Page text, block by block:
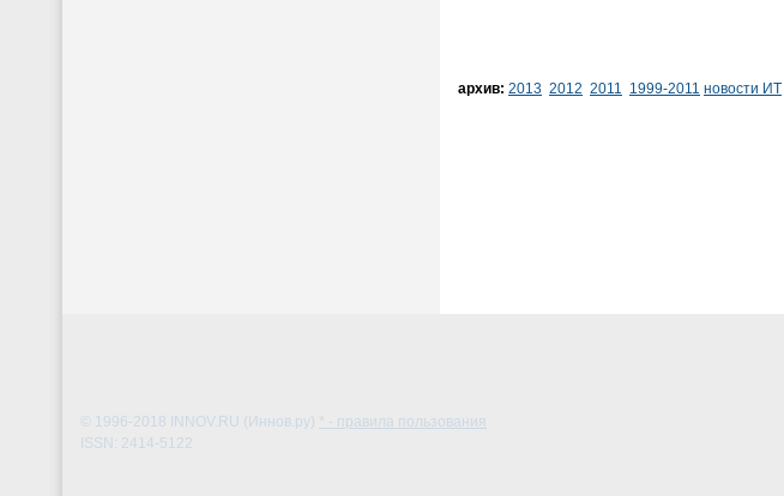
архив: 2013 2012 2011 1999-2011 новости ИТ
© 1996-2018 INNOV.RU (Иннов.ру) * - правила пользования
ISSN: 2414-5122